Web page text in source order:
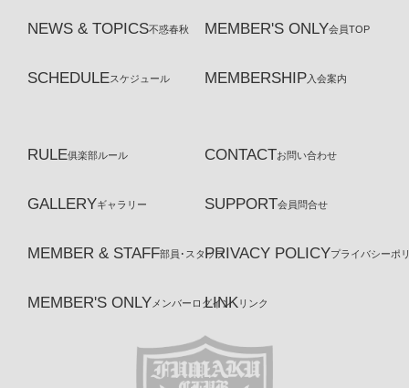
NEWS & TOPICS不惑春秋
SCHEDULEスケジュール
MEMBER'S ONLY会員TOP
MEMBERSHIP 入会案内
RULE俱楽部ルール
GALLERYギャラリー
MEMBER & STAFF部員･スタッフ
MEMBER'S ONLY メンバーログイン
CONTACTお問い合わせ
SUPPORT会員問合せ
PRIVACY POLICYプライバシーポ
LINK リンク